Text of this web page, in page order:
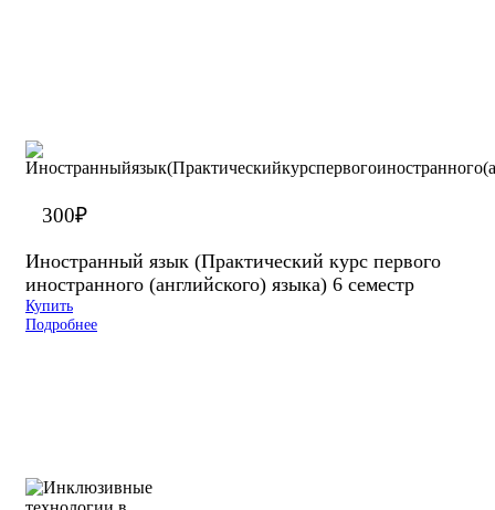
300₽
Иностранный язык (Практический курс первого
иностранного (английского) языка) 6 cеместр
Купить
Подробнее